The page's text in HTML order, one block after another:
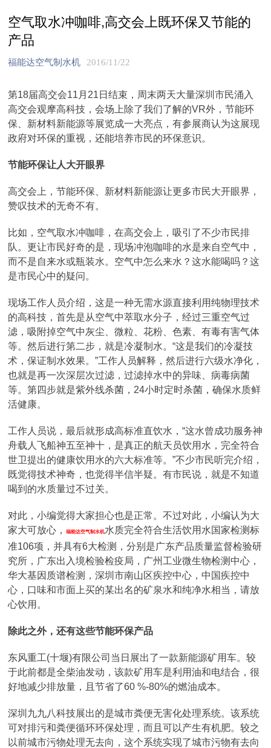
空气取水冲咖啡,高交会上既环保又节能的
产品
福能达空气制水机 2016/11/22
第18届高交会11月21日结束，周末两天大量深圳市民涌入
高交会观摩高科技，会场上除了我们了解的VR外，节能环
保、新材料新能源等展览成一大亮点，有参展商认为这展现
政府对环保的重视，还能培养市民的环保意识。
节能环保让人大开眼界
高交会上，节能环保、新材料新能源让更多市民大开眼界，
赞叹技术的无奇不有。
比如，空气取水冲咖啡，在高交会上，吸引了不少市民排
队。更让市民好奇的是，现场冲泡咖啡的水是来自空气中，
而不是自来水或瓶装水。空气中怎么来水？这水能喝吗？这
是市民心中的疑问。
现场工作人员介绍，这是一种无需水源直接利用纯物理技术
的高科技，首先是从空气中萃取水分子，经过三重空气过
滤，吸附掉空气中灰尘、微粒、花粉、色素、有毒有害气体
等。然后进行第二步，就是冷凝制水。“这是我们的冷凝技
术，保证制水效果。”工作人员解释，然后进行六级水净化，
也就是再一次深层次过滤，过滤掉水中的异味、病毒病菌
等。第四步就是紫外线杀菌，24小时定时杀菌，确保水质鲜
活健康。
工作人员说，最后就形成高标准直饮水，“这水曾成功服务神
舟载人飞船神五至神十，是真正的航天员饮用水，完全符合
世卫提出的健康饮用水的六大标准等。”不少市民听完介绍，
既觉得技术神奇，也觉得半信半疑。有市民说，就是不知道
喝到的水质量过不过关。
对此，小编觉得大家担心也是正常。不过对此，小编认为大
家大可放心，福能达空气制水机水质完全符合生活饮用水国家检测标
准106项，并具有6大检测，分别是广东产品质量监督检验研
究所，广东出入境检验检疫局，广州工业微生物检测中心，
华大基因质谱检测，深圳市南山区疾控中心，中国疾控中
心，口味和市面上买的某出名的矿泉水和纯净水相当，请放
心饮用。
除此之外，还有这些节能环保产品
东风重工(十堰)有限公司当日展出了一款新能源矿用车。较
于此前都是全柴油发动，该款矿用车是利用油和电结合，很
好地减少排放量，且节省了60 %-80%的燃油成本。
深圳九九八科技展出的是城市粪便无害化处理系统。该系统
可对排污和粪便循环环保处理，而且可以产生有机肥。较之
以前城市污物处理无去向，这个系统实现了城市污物有去向